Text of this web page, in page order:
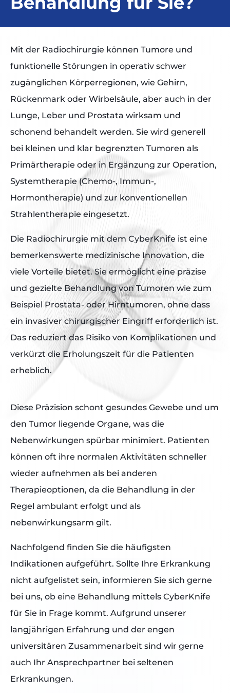
Mit der Radiochirurgie können Tumore und
funktionelle Störungen in operativ schwer
zugänglichen Körperregionen, wie Gehirn,
Rückenmark oder Wirbelsäule, aber auch in der
Lunge, Leber und Prostata wirksam und
schonend behandelt werden. Sie wird generell
bei kleinen und klar begrenzten Tumoren als
Primärtherapie oder in Ergänzung zur Operation,
Systemtherapie (Chemo-, Immun-,
Hormontherapie) und zur konventionellen
Strahlentherapie eingesetzt.
Die Radiochirurgie mit dem CyberKnife ist eine
bemerkenswerte medizinische Innovation, die
viele Vorteile bietet. Sie ermöglicht eine präzise
und gezielte Behandlung von Tumoren wie zum
Beispiel Prostata- oder Hirntumoren, ohne dass
ein invasiver chirurgischer Eingriff erforderlich ist.
Das reduziert das Risiko von Komplikationen und
verkürzt die Erholungszeit für die Patienten
erheblich.
Diese Präzision schont gesundes Gewebe und um
den Tumor liegende Organe, was die
Nebenwirkungen spürbar minimiert. Patienten
können oft ihre normalen Aktivitäten schneller
wieder aufnehmen als bei anderen
Therapieoptionen, da die Behandlung in der
Regel ambulant erfolgt und als
nebenwirkungsarm gilt.
Nachfolgend finden Sie die häufigsten
Indikationen aufgeführt. Sollte Ihre Erkrankung
nicht aufgelistet sein, informieren Sie sich gerne
bei uns, ob eine Behandlung mittels CyberKnife
für Sie in Frage kommt. Aufgrund unserer
langjährigen Erfahrung und der engen
universitären Zusammenarbeit sind wir gerne
auch Ihr Ansprechpartner bei seltenen
Erkrankungen.